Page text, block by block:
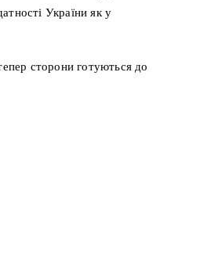
України як у
сторони готуються до